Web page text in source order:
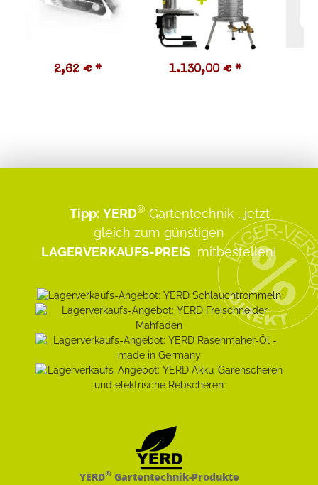
2,62 € * 1.130,00 € *
Tipp: YERD® Gartentechnik ...jetzt
gleich zum günstigen
LAGERVERKAUFS-PREIS mitbestellen!
YERD®Gartentechnik-Produkte